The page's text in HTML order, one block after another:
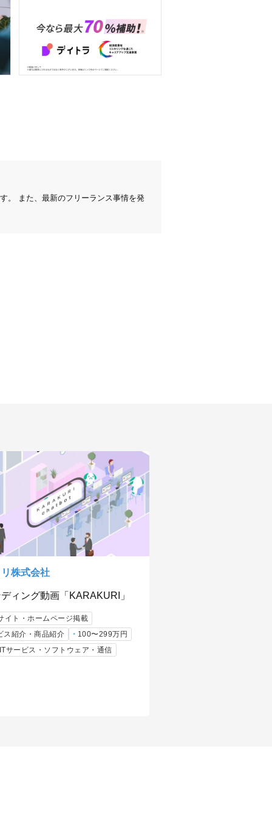
。 また、最新のフリーランス事情を発
株式会社
ィング動画「KARAKURI」
イト・ホームページ掲載
ス紹介・商品紹介
100〜299万円
サービス・ソフトウェア・通信